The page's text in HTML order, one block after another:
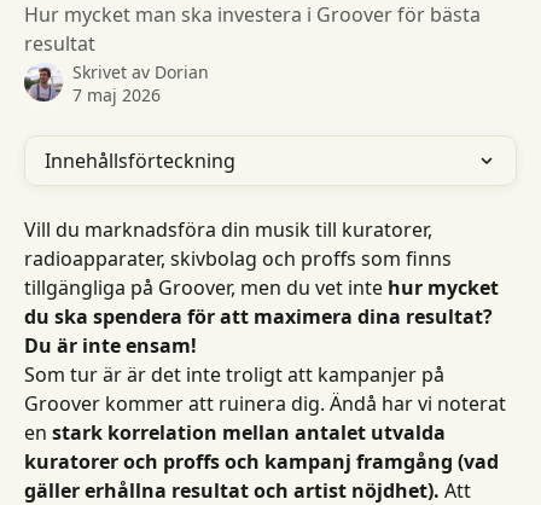
Hur mycket man ska investera i Groover för bästa
resultat
Skrivet av Dorian
7 maj 2026
Innehållsförteckning
Vill du marknadsföra din musik till kuratorer,
radioapparater, skivbolag och proffs som finns
tillgängliga på Groover, men du vet inte hur mycket
du ska spendera för att maximera dina resultat?
Du är inte ensam!
Som tur är är det inte troligt att kampanjer på
Groover kommer att ruinera dig. Ändå har vi noterat
en stark korrelation mellan antalet utvalda
kuratorer och proffs och kampanj framgång (vad
gäller erhållna resultat och artist nöjdhet). Att